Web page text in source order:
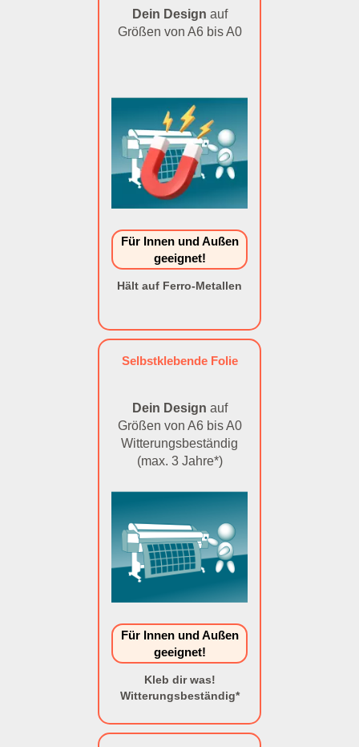
Dein Design auf
Größen von A6 bis A0
Für Innen und Außen
geeignet!
Hält auf Ferro-Metallen
Selbstklebende Folie
Dein Design auf
Größen von A6 bis A0
Witterungsbeständig
(max. 3 Jahre*)
Für Innen und Außen
geeignet!
Kleb dir was!
Witterungsbeständig*